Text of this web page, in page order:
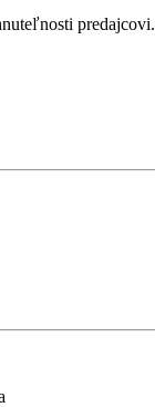
predajcovi.